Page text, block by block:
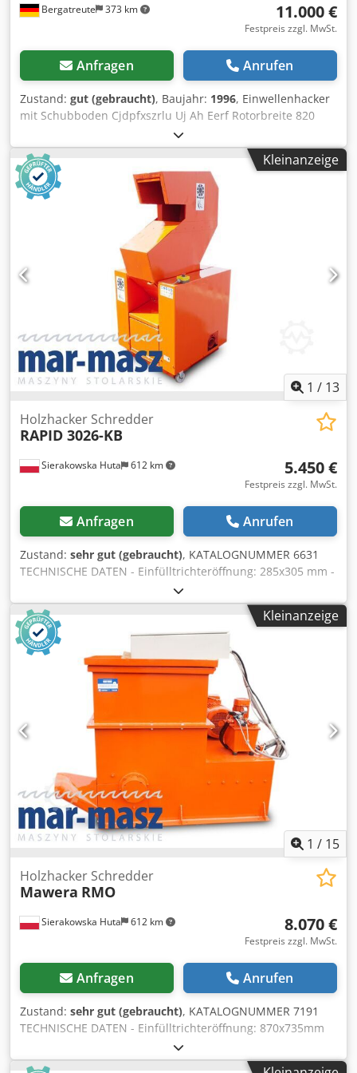
Das Messer lässt sich leicht warten und austauschen. Die
Dichtungsstruktur kann den Kontakt von zerbrochenen
beim Umgang mit flüssigen Materialien schützen.
Bergatreute 373 km 11.000 €
Festpreis zzgl. MwSt.
Anfragen Anrufen
Zustand: gut (gebraucht), Baujahr: 1996, Einwellenhacker
mit Schubboden Cjdpfxszrlu Uj Ah Eerf Rotorbreite 820
mm Rotordurchmesser 368 mm mit 40 Messer drauf 18,5
kw Motor Lochsieb 20 mm in funktionstüchtigem Zustand ,
sofort einsetzbar
Kleinanzeige
1 / 13
Sierakowska Huta 612 km
Holzhacker Schredder
RAPID 3026-KB
5.450 €
Festpreis zzgl. MwSt.
Anfragen Anrufen
Zustand: sehr gut (gebraucht), KATALOGNUMMER 6631
TECHNISCHE DATEN - Einfülltrichteröffnung: 285x305 mm -
Motor: 7,35 kW - Anzahl der Messer: 3 Stück + 2
Gegenmesser - Messerabmessung: 300x75 mm Crjdpfxjzr
Iuks Ah Eef - Siebe (2 Typen): 10 mm, 8 mm -
Absaugstutzendurchmesser: 100 mm - Abmessungen
(L/B/H): 1070x900x1980 mm - Gewicht: 613 kg VORTEILE –
Schwedische Produktion – Zusätzliches Sieb – Sehr guter
Zustand – Gebrauchter Holzhäcksler Nettopreis: 22.900
PLN Nettopreis: 5.450 EUR Nettopreis berechnet zum Kurs
4,2 PLN/EUR (bei größeren Kursschwankungen kann sich
der Preis ändern)
Kleinanzeige
1 / 15
Sierakowska Huta 612 km
Holzhacker Schredder
Mawera RMO
8.070 €
Festpreis zzgl. MwSt.
Anfragen Anrufen
Zustand: sehr gut (gebraucht), KATALOGNUMMER 7191
TECHNISCHE DATEN - Einfülltrichteröffnung: 870x735mm
Csdpfx Aszru Uqsh Eerf - Arbeitsbreite des Rotors: 720mm
- Hauptmotor: 18,5kW - Pumpenmotor: ca. 0,75kW - Anzahl